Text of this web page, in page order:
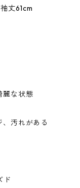
丈61cm
麗な状態
汚れがある
ド